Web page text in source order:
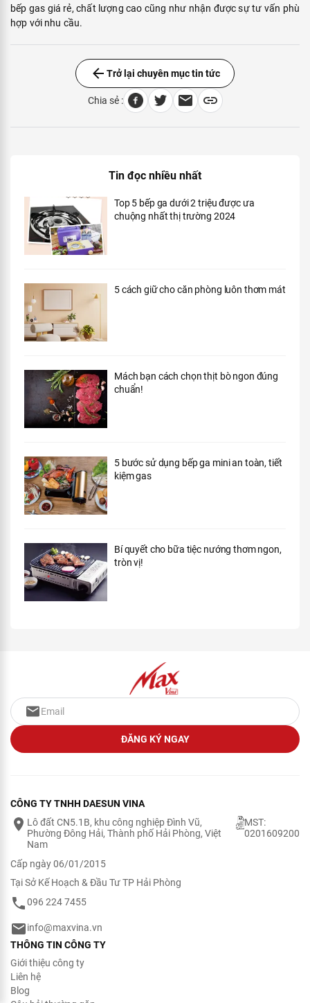
bếp gas giá rẻ, chất lượng cao cũng như nhận được sự tư vấn phù
hợp với nhu cầu.
Trở lại chuyên mục tin tức
Chia sẻ :
Tin đọc nhiều nhất
Top 5 bếp ga dưới 2 triệu được ưa
chuộng nhất thị trường 2024
5 cách giữ cho căn phòng luôn thơm mát
Mách bạn cách chọn thịt bò ngon đúng
chuẩn!
5 bước sử dụng bếp ga mini an toàn, tiết
kiệm gas
Bí quyết cho bữa tiệc nướng thơm ngon,
tròn vị!
ĐĂNG KÝ NGAY
CÔNG TY TNHH DAESUN VINA
Lô đất CN5.1B, khu công nghiệp Đình Vũ,
Phường Đông Hải, Thành phố Hải Phòng, Việt
Nam
MST:
0201609200
Cấp ngày 06/01/2015
Tại Sở Kế Hoạch & Đầu Tư TP Hải Phòng
096 224 7455
info@maxvina.vn
THÔNG TIN CÔNG TY
Giới thiệu công ty
Liên hệ
Blog